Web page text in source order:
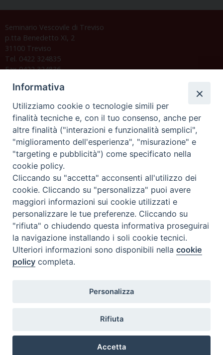
Seminario Vescovile di Treviso
p.tta Benedetto XI, 2
31100 Treviso
Tel. 0422 324835
Fax 0422 324836
C.F. 94004060268
Orario di segreteria
Lunedì 17.30-19.30
Martedì 17.30-19.30
Mercoledì 17.30-19.30
Giovedì 17.30-19.30
Venerdì chiuso
Sabato 9.30-11.30
Privacy e sicurezza
Informativa
Utilizziamo cookie o tecnologie simili per
finalità tecniche e, con il tuo consenso, anche per
altre finalità ("interazioni e funzionalità semplici",
"miglioramento dell'esperienza", "misurazione" e
"targeting e pubblicità") come specificato nella
cookie policy.
Cliccando su "accetta" acconsenti all'utilizzo dei
cookie. Cliccando su "personalizza" puoi avere
maggiori informazioni sui cookie utilizzati e
personalizzare le tue preferenze. Cliccando su
"rifiuta" o chiudendo questa informativa proseguirai
la navigazione installando i soli cookie tecnici.
Ulteriori informazioni sono disponibili nellacookie
policy completa.
Personalizza
Rifiuta
Accetta